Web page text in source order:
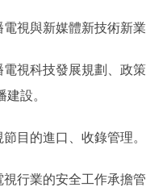
電視與新媒體新技術新
電視科技發展規劃、政
設。
目的進口、收錄管理
視行業的安全工作承擔